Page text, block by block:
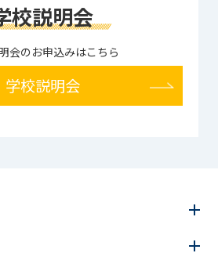
校説明会
会のお申込みはこちら
学校説明会